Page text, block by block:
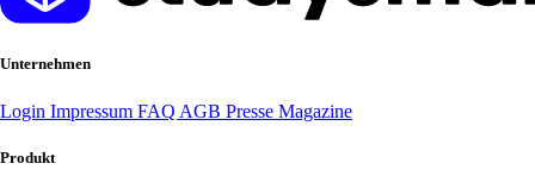
Unternehmen
Login Impressum FAQ AGB Presse Magazine
Produkt